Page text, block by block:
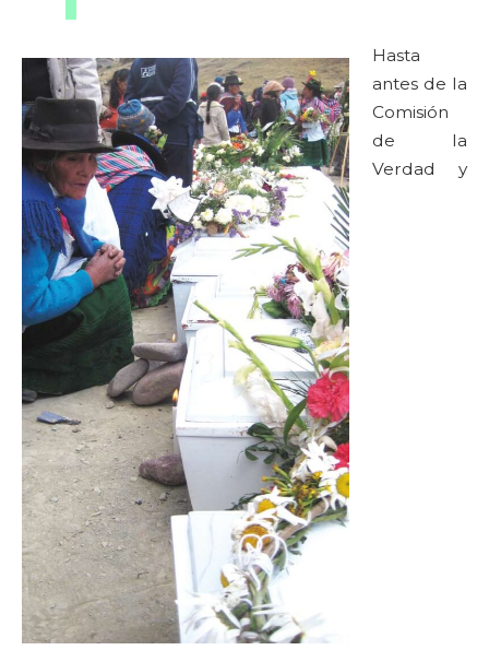
Hasta
antes de la
Comisión
de la
Verdad y